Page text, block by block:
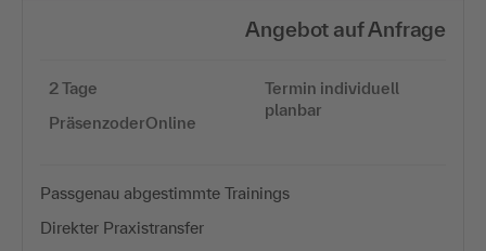
Angebot auf Anfrage
2 Tage
PräsenzoderOnline
Termin individuell
planbar
Passgenau abgestimmte Trainings
Direkter Praxistransfer